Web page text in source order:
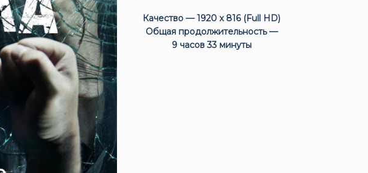
Качество — 1920 x 816 (Full HD)
Общая продолжительность —
9 часов 33 минуты